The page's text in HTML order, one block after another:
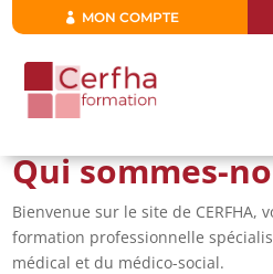
MON COMPTE
Qui sommes-
Bienvenue sur le site de CERFHA,
formation professionnelle
médical et du médico-social.